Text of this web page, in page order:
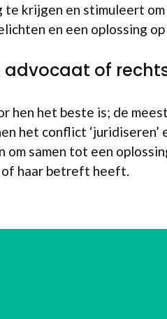
krijgen en stimuleert
en een oplossing
of
hen het beste is; de
het conflict
samen tot een
of haar betreft heeft.